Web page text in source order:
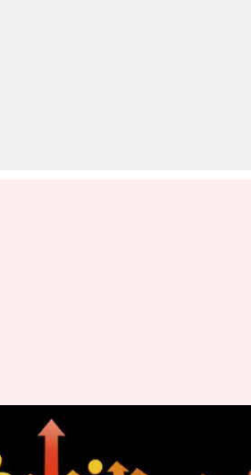
రావట్లేదని బాధపడే
ఎప్పటికీ పొందలేరు